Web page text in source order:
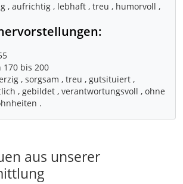
, aufrichtig , lebhaft , treu , humorvoll ,
170 bis 200
, sorgsam , treu , gutsituiert ,
, gebildet , verantwortungsvoll , ohne
aus unserer